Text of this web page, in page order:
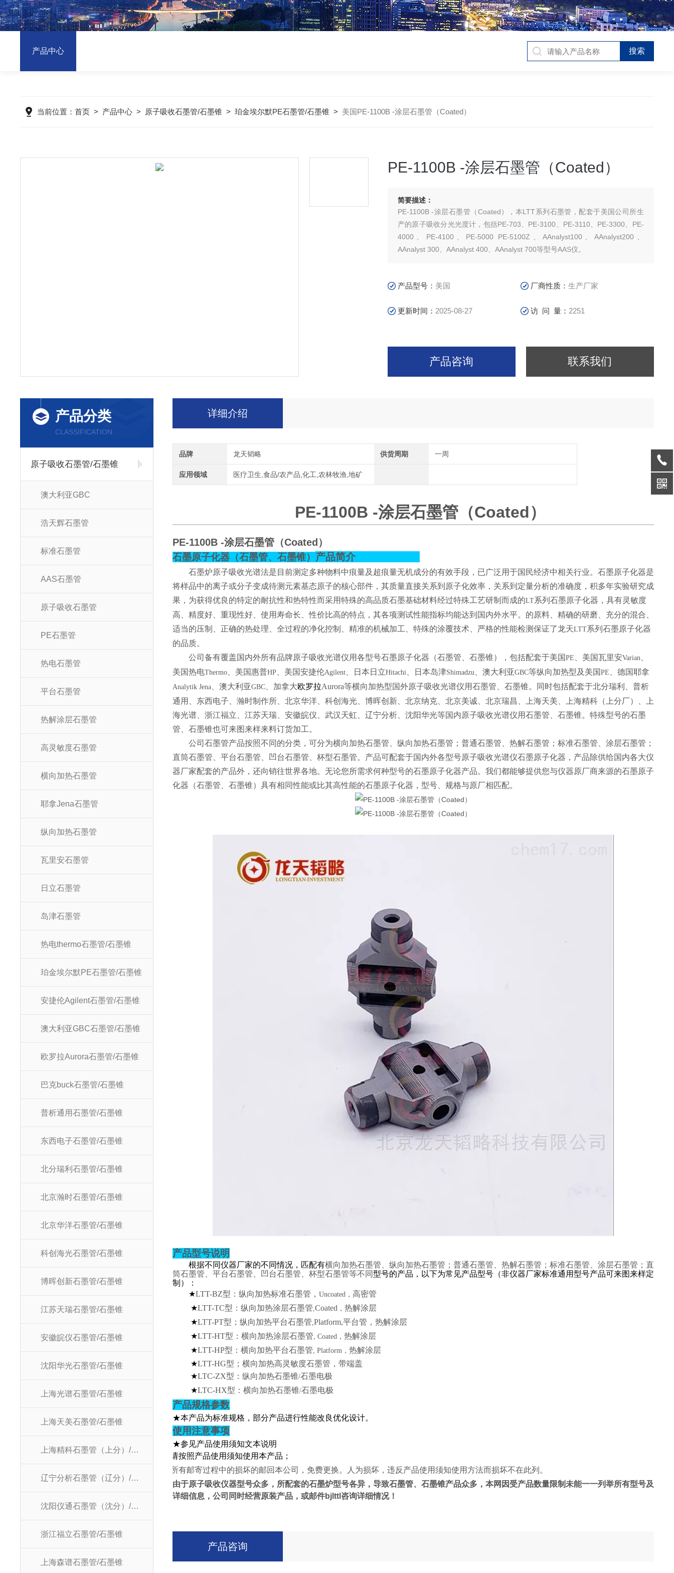
产品中心
当前位置：首页 > 产品中心 > 原子吸收石墨管/石墨锥 >珀金埃尔默PE石墨管/石墨锥 > 美国PE-1100B -涂层石墨管（Coated）
PE-1100B -涂层石墨管（Coated）
简要描述：
PE-1100B -涂层石墨管（Coated），本LTT系列石墨管，配套于美国公司所生
产的原子吸收分光光度计，包括PE-703、PE-3100、PE-3110、PE-3300、PE-
4000、PE-4100、PE-5000 PE-5100Z、AAnalyst100、AAnalyst200、
AAnalyst 300、AAnalyst 400、AAnalyst 700等型号AAS仪。
产品型号： 美国 厂商性质：生产厂家
更新时间： 2025-08-27 访 问 量： 2251
产品咨询 联系我们
产品分类
CLASSIFICATION
原子吸收石墨管/石墨锥
澳大利亚GBC
浩天辉石墨管
标准石墨管
AAS石墨管
原子吸收石墨管
PE石墨管
热电石墨管
平台石墨管
热解涂层石墨管
高灵敏度石墨管
横向加热石墨管
耶拿Jena石墨管
纵向加热石墨管
瓦里安石墨管
日立石墨管
岛津石墨管
热电thermo石墨管/石墨锥
珀金埃尔默PE石墨管/石墨锥
安捷伦Agilent石墨管/石墨锥
澳大利亚GBC石墨管/石墨锥
欧罗拉Aurora石墨管/石墨锥
巴克buck石墨管/石墨锥
普析通用石墨管/石墨锥
东西电子石墨管/石墨锥
北分瑞利石墨管/石墨锥
北京瀚时石墨管/石墨锥
北京华洋石墨管/石墨锥
科创海光石墨管/石墨锥
博晖创新石墨管/石墨锥
江苏天瑞石墨管/石墨锥
安徽皖仪石墨管/石墨锥
沈阳华光石墨管/石墨锥
上海光谱石墨管/石墨锥
上海天美石墨管/石墨锥
上海精科石墨管（上分）/石墨锥
辽宁分析石墨管（辽分）/石墨锥
沈阳仪通石墨管（沈分）/石墨锥
浙江福立石墨管/石墨锥
上海森谱石墨管/石墨锥
详细介绍
品牌 龙天韬略 供货周期 一周
应用领域 医疗卫生,食品/农产品,化工,农林牧渔,地矿
PE-1100B -涂层石墨管（Coated）
PE-1100B -涂层石墨管（Coated）
石墨原子化器（石墨管、石墨锥） 产品简介
石墨炉原子吸收光谱法是目前测定多种物料中痕量及超痕量无机成分的有效手段，已广泛用于国民经济中相关行业。石墨原子化器是
将样品中的离子或分子变成待测元素基态原子的核心部件，其质量直接关系到原子化效率，关系到定量分析的准确度，积多年实验研究成
果，为获得优良的特定的耐抗性和热特性而采用特殊的高品质石墨基础材料经过特殊工艺研制而成的LT系列石墨原子化器，具有灵敏度
高、精度好、重现性好、使用寿命长、性价比高的特点，其各项测试性能指标均能达到国内外水平。的原料、精确的研磨、充分的混合、
适当的压制、正确的热处理、全过程的净化控制、精准的机械加工、特殊的涂覆技术、严格的性能检测保证了龙天LTT系列石墨原子化器
的品质。
公司备有覆盖国内外所有品牌原子吸收光谱仪用各型号石墨原子化器（石墨管、石墨锥），包括配套于美国 PE 、美国瓦里安Varian
美国热电Thermo、美国惠普HP、美国安捷伦Agilent、日本日立Hitachi 、日本岛津Shimadzu 、澳大利亚GBC等纵向加热型及美国 PE 、德国耶拿
Analytik Jena、澳大利亚GBC、加拿大欧罗拉Aurora等横向加热型国外原子吸收光谱仪用石墨管、石墨锥。同时包括配套于北分瑞利、普析
通用、东西电子、瀚时制作所、北京华洋、科创海光、博晖创新、北京纳克、北京美诚、北京瑞昌、上海天美、上海精科（上分厂）、上
海光谱、浙江福立、江苏天瑞、安徽皖仪、武汉天虹、辽宁分析、沈阳华光等国内原子吸收光谱仪用石墨管、石墨锥。特殊型号的石墨
管、石墨锥也可来图来样来料订货加工。
公司石墨管产品按照不同的分类，可分为横向加热石墨管、纵向加热石墨管；普通石墨管、热解石墨管；标准石墨管、涂层石墨管；
直筒石墨管、平台石墨管、凹台石墨管、杯型石墨管。产品可配套于国内外各型号原子吸收光谱仪石墨原子化器，产品除供给国内各大仪
器厂家配套的产品外，还向销往世界各地。无论您所需求何种型号的石墨原子化器产品。我们都能够提供您与仪器原厂商来源的石墨原子
化器（石墨管、石墨锥）具有相同性能或比其高性能的石墨原子化器，型号、规格与原厂相匹配。
产品型号说明
根据不同仪器厂家的不同情况，匹配有横向加热石墨管、纵向加热石墨管；普通石墨管、热解石墨管；标准石墨管、涂层石墨管；直
筒石墨管、平台石墨管、凹台石墨管、杯型石墨管等不同型号的产品，以下为常见产品型号（非仪器厂家标准通用型号产品可来图来样定
制）：
★LTT-BZ型：纵向加热标准石墨管， Uncoated， 高密管
★LTT-TC型：纵向加热涂层石墨管,Coated， 热解涂层
★LTT-PT型；纵向加热平台石墨管,Platform,平台管，热解涂层
★LTT-HT型：横向加热涂层石墨管, Coated， 热解涂层
★LTT-HP型：横向加热平台石墨管, Platform， 热解涂层
★LTT-HG型；横向加热高灵敏度石墨管，带端盖
★LTC-ZX型：纵向加热石墨锥/石墨电极
★LTC-HX型：横向加热石墨锥/石墨电极
产品规格参数
★本产品为标准规格，部分产品进行性能改良优化设计。
使用注意事项
★参见产品使用须知文本说明
请按照产品使用须知使用本产品；
所有邮寄过程中的损坏的邮回本公司，免费更换。人为损坏，违反产品使用须知使用方法而损坏不在此列。
由于原子吸收仪器型号众多，所配套的石墨炉型号各异，导致石墨管、石墨锥产品众多，本网因受产品数量限制未能一一列举所有型号及
详细信息，公司同时经营原装产品， 或邮件bjlttl 咨询详细情况！
产品咨询